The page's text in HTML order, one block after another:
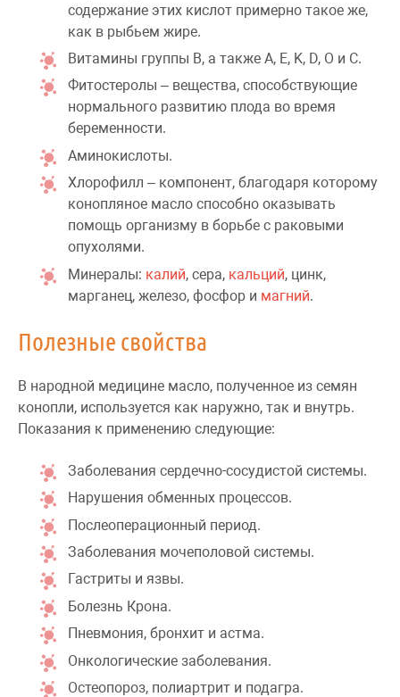
содержание этих кислот примерно такое же,
как в рыбьем жире.
Витамины группы B, а также А, Е, K, D, О и С.
Фитостеролы – вещества, способствующие
нормального развитию плода во время
беременности.
Аминокислоты.
Хлорофилл – компонент, благодаря которому
конопляное масло способно оказывать
помощь организму в борьбе с раковыми
опухолями.
Минералы: калий, сера, кальций, цинк,
марганец, железо, фосфор и магний.
Полезные свойства
В народной медицине масло, полученное из семян
конопли, используется как наружно, так и внутрь.
Показания к применению следующие:
Заболевания сердечно-сосудистой системы.
Нарушения обменных процессов.
Послеоперационный период.
Заболевания мочеполовой системы.
Гастриты и язвы.
Болезнь Крона.
Пневмония, бронхит и астма.
Онкологические заболевания.
Остеопороз, полиартрит и подагра.